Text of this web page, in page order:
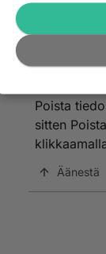
koko
riippuen.
jäävää
apeilla,
Poista
sitten
Äänestä